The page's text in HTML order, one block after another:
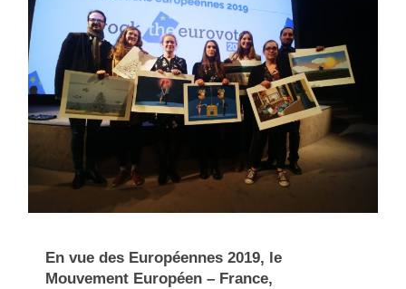
En vue des Européennes 2019, le
Mouvement Européen – France,